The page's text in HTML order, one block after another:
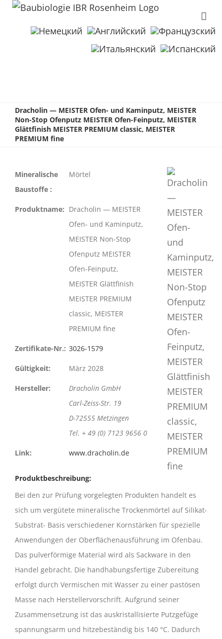
Dracholin — MEISTER Ofen- und Kaminputz, MEISTER
Non-Stop Ofenputz MEISTER Ofen-Feinputz, MEISTER
Glättfinish MEISTER PREMIUM classic, MEISTER
PREMIUM fine
Mineralische
Baustoffe :
Mörtel
Produktname: Dracholin — MEISTER
Ofen- und Kaminputz,
MEISTER Non-Stop
Ofenputz MEISTER
Ofen-Feinputz,
MEISTER Glättfinish
MEISTER PREMIUM
classic, MEISTER
PREMIUM fine
Zertifikate-Nr.: 3026-1579
Gültigkeit: März 2028
Hersteller:
Dracholin GmbH
Carl-Zeiss-Str. 19
D-72555 Metzingen
Tel. + 49 (0) 7123 9656 0
Link: www.dracholin.de
Produktbeschreibung:
Bei den zur Prüfung vorgelegten Produkten handelt es
sich um vergütete mineralische Trockenmörtel auf Silikat-
Substrat- Basis verschiedener Kornstärken für spezielle
Anwendungen der Oberflächenausführung im Ofenbau.
Das pulverförmige Material wird als Sackware in den
Handel gebracht. Die handhabungsfertige Zubereitung
erfolgt durch Vermischen mit Wasser zu einer pastösen
Masse nach Herstellervorschrift. Aufgrund seiner
Zusammensetzung ist das auskristallisierte Putzgefüge
spannungsarm und hitzebeständig bis 140 °C. Dadurch